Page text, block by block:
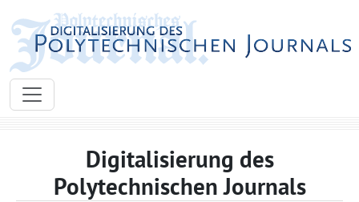
Digitalisierung des
Polytechnischen Journals